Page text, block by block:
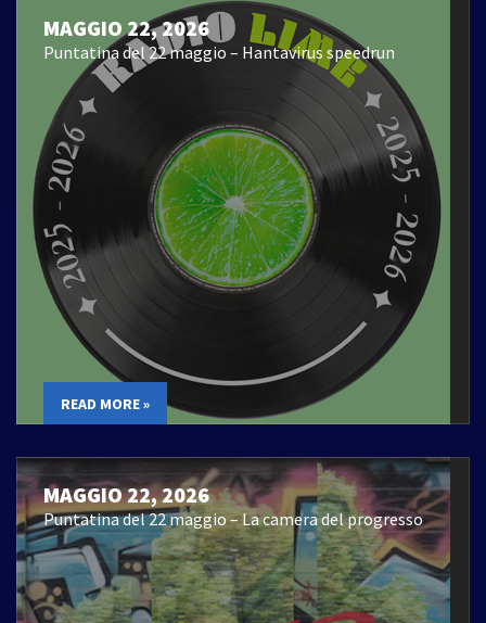
MAGGIO 22, 2026
Puntatina del 22 maggio – Hantavirus speedrun
READ MORE »
MAGGIO 22, 2026
Puntatina del 22 maggio – La camera del progresso